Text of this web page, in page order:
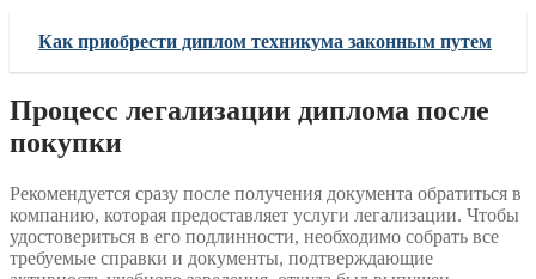
Как приобрести диплом техникума законным путем
Процесс легализации диплома после
покупки
Рекомендуется сразу после получения документа обратиться в
компанию, которая предоставляет услуги легализации. Чтобы
удостовериться в его подлинности, необходимо собрать все
требуемые справки и документы, подтверждающие